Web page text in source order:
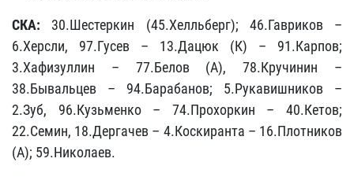
СКА: 30.Шестеркин (45.Хелльберг); 46.Гавриков –
6.Херсли, 97.Гусев – 13.Дацюк (К) – 91.Карпов;
3.Хафизуллин – 77.Белов (А), 78.Кручинин –
38.Бывальцев – 94.Барабанов; 5.Рукавишников –
2.Зуб, 96.Кузьменко – 74.Прохоркин – 40.Кетов;
22.Семин, 18.Дергачев – 4.Коскиранта – 16.Плотников
(А); 59.Николаев.